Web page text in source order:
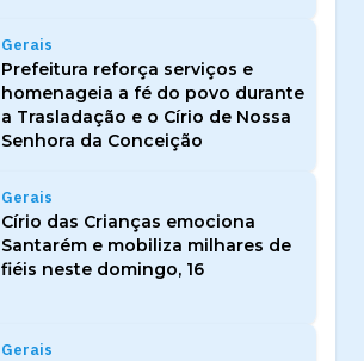
Gerais
Prefeitura reforça serviços e
homenageia a fé do povo durante
a Trasladação e o Círio de Nossa
Senhora da Conceição
Gerais
Círio das Crianças emociona
Santarém e mobiliza milhares de
fiéis neste domingo, 16
Gerais